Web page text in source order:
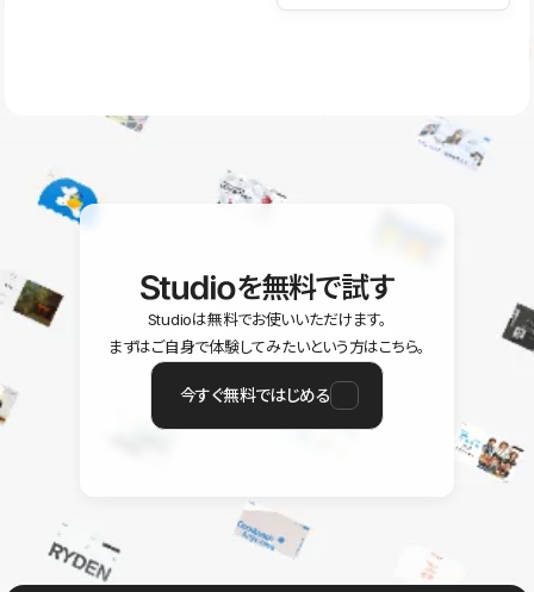
ユーザー同士で質問・相談できるコミュニティもご利用ください。
を無料で試す
Studioは無料でお使いいただけます。
まずはご自身で体験してみたいという方はこちら。
今すぐ無料ではじめる